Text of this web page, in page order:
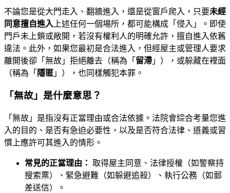
不論您是從大門走入、翻牆進入，還是從窗戶爬入，只要未經
同意擅自進入 上述任何一個場所，都可能構成「侵入」。即使
門戶未上鎖或敞開，若沒有權利人的明確允許，擅自進入依舊
違法。此外，如果您最初是合法進入，但經屋主或管理人要求
離開後卻「無故」拒絕離去（稱為「 留滯 」），或躲藏在裡面
（稱為「 隱匿 」），也同樣觸犯本罪。
「無故」是什麼意思？
「無故」是指沒有正當理由或合法依據。法院會綜合考量您進
入的目的、是否有急迫必要性，以及是否符合法律、道義或習
慣上應許可其進入的情形。
常見的正當理由： 取得屋主同意、法律授權（如警察持
搜索票）、緊急避難（如躲避追殺）、執行公務（如郵
差送信）。